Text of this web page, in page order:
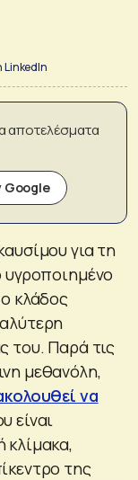
LinkedIn
αποτελέσματα
Google
για τη
υγροποιημένο
κλάδος
του. Παρά τις
μεθανόλη,
να
είναι
κλίμακα,
της